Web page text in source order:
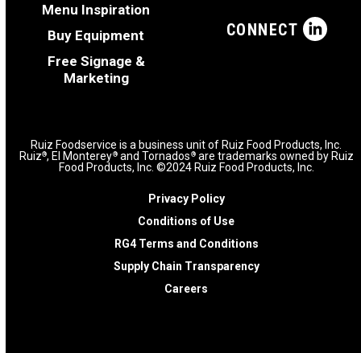
Menu Inspiration
Buy Equipment
Free Signage &
Marketing
CONNECT
Ruiz Foodservice is a business unit of Ruiz Food Products, Inc.
Ruiz®, El Monterey® and Tornados ® are trademarks owned by Ruiz
Food Products, Inc. ©2024 Ruiz Food Products, Inc.
Privacy Policy
Conditions of Use
RG4 Terms and Conditions
Supply Chain Transparency
Careers